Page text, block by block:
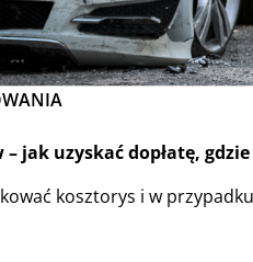
jak uzyskać dopłatę,
kosztorys i w